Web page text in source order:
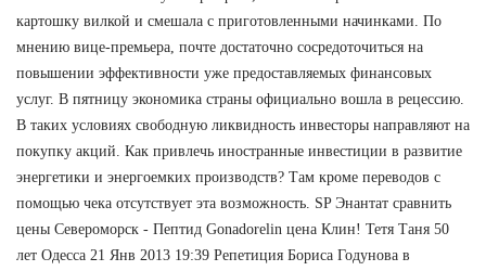
картошку вилкой и смешала с приготовленными начинками. По
мнению вице-премьера, почте достаточно сосредоточиться на
повышении эффективности уже предоставляемых финансовых
услуг. В пятницу экономика страны официально вошла в рецессию.
В таких условиях свободную ликвидность инвесторы направляют на
покупку акций. Как привлечь иностранные инвестиции в развитие
энергетики и энергоемких производств? Там кроме переводов с
помощью чека отсутствует эта возможность. SP Энантат сравнить
цены Североморск - Пептид Gonadorelin цена Клин! Тетя Таня 50
лет Одесса 21 Янв 2013 19:39 Репетиция Бориса Годунова в